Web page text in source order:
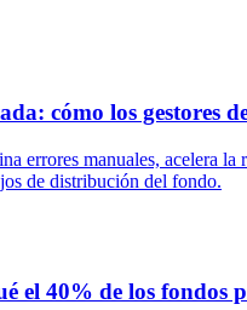
cómo los gestores
errores manuales, acelera
de distribución del fondo.
el 40% de los fondos